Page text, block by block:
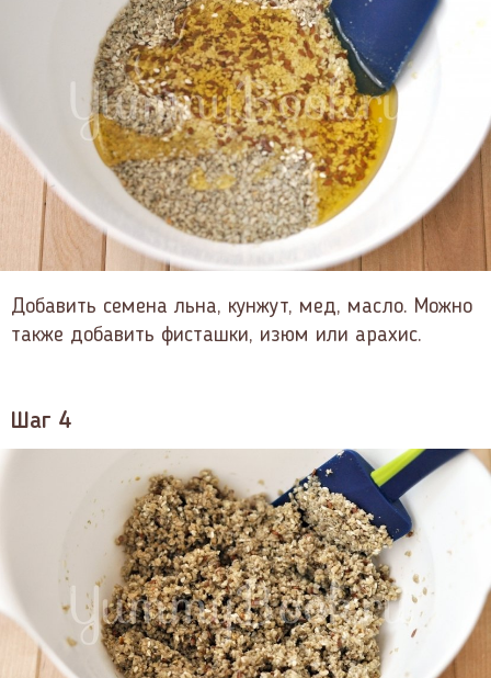
Добавить семена льна, кунжут, мед, масло. Можно
также добавить фисташки, изюм или арахис.
Шаг 4